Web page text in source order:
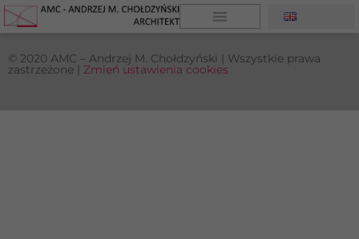
© 2020 AMC – Andrzej M. Chołdzyński | Wszystkie prawa
zastrzeżone | Zmień ustawienia cookies